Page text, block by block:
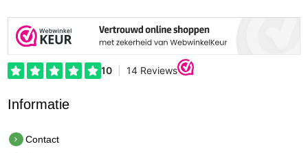
Informatie
Contact